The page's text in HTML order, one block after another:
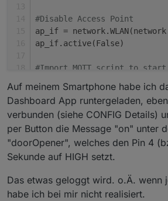
while True:
msg =
#msg =
        client.disconnect()
listen ()< /port></password></
#Disable Access Point
ap_if =
ap_if.active(False)
#Import MQTT script to
import mqtt_listener</
Auf meinem Smartphone habe ich
Dashboard App runtergeladen,
verbunden (siehe CONFIG Details)
per Button die Message "on" unter
"doorOpener", welches den Pin 4
Sekunde auf HIGH setzt.
Das etwas geloggt wird. o.Ä. wenn
habe ich bei mir nicht realisiert.